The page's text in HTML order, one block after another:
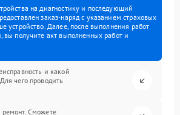
на диагностику и последующий
заказ-наряд с указанием страховых
устройство. Далее, после выполнения работ
вы получите акт выполненных работ и
и какой
чего проводить
Сможете